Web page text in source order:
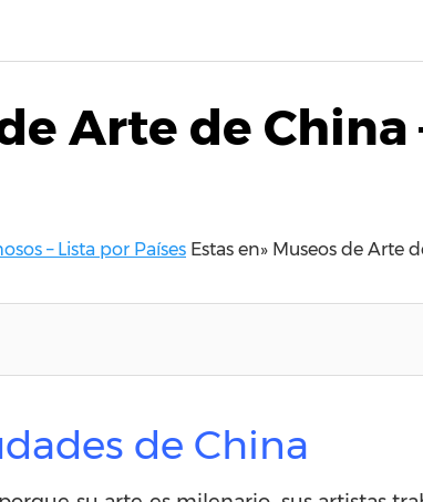
Arte de
– Lista por Países Estas en» Museos de Arte
de China